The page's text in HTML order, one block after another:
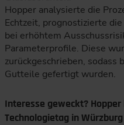
Hopper analysierte die
Echtzeit, prognostizierte
bei erhöhtem
Parameterprofile. Diese
zurückgeschrieben,
Gutteile gefertigt wurden.
Interesse geweckt?
Technologietag in Würzburg